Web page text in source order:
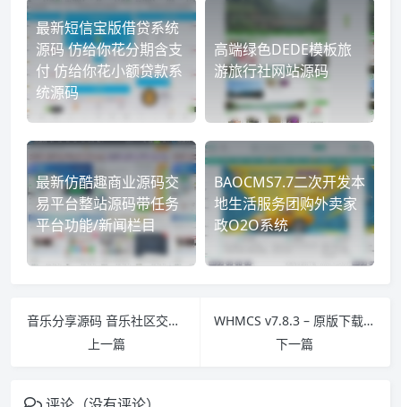
最新短信宝版借贷系统
源码 仿给你花分期含支
付 仿给你花小额贷款系
统源码
高端绿色DEDE模板旅
游旅行社网站源码
最新仿酷趣商业源码交
易平台整站源码带任务
平台功能/新闻栏目
BAOCMS7.7二次开发本
地生活服务团购外卖家
政O2O系统
音乐分享源码 音乐社区交流网站源码 手机自适应原创音乐上传网站源码
上一篇
WHMCS v7.8.3 – 原版下载及开心版授权安装
下一篇